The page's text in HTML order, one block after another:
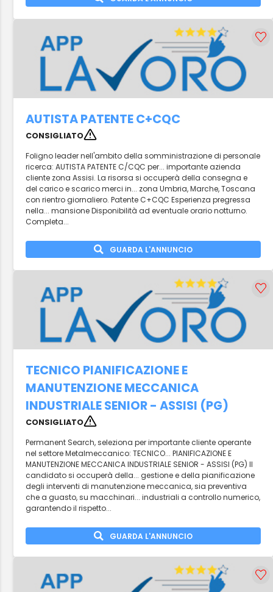
AUTISTA PATENTE C+CQC
CONSIGLIATO
Foligno leader nell'ambito della somministrazione di personale
ricerca: AUTISTA PATENTE C/CQC per... importante azienda
cliente zona Assisi. La risorsa si occuperà della consegna e
del carico e scarico merci in... zona Umbria, Marche, Toscana
con rientro giornaliero. Patente C+CQC Esperienza pregressa
nella... mansione Disponibilità ad eventuale orario notturno.
Completa...
GUARDA L'ANNUNCIO
TECNICO PIANIFICAZIONE E
MANUTENZIONE MECCANICA
INDUSTRIALE SENIOR - ASSISI (PG)
CONSIGLIATO
Permanent Search, seleziona per importante cliente operante
nel settore Metalmeccanico: TECNICO... PIANIFICAZIONE E
MANUTENZIONE MECCANICA INDUSTRIALE SENIOR - ASSISI (PG) Il
candidato si occuperà della... gestione e della pianificazione
degli interventi di manutenzione meccanica, sia preventiva
che a guasto, su macchinari... industriali a controllo numerico,
garantendo il rispetto...
GUARDA L'ANNUNCIO